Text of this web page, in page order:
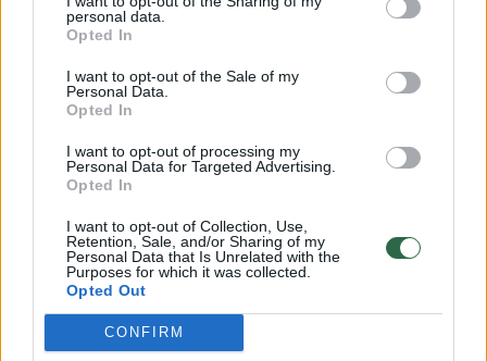
personal data.
Opted In
I want to opt-out of the Sale of my
Personal Data.
Opted In
I want to opt-out of processing my
Personal Data for Targeted Advertising.
Opted In
I want to opt-out of Collection, Use,
Retention, Sale, and/or Sharing of my
Personal Data that Is Unrelated with the
Purposes for which it was collected.
Opted Out
CONFIRM
savivaldybių į maksimalius rėmus ir leisti
pačioms nuspręsti dėl atlyginimo dydžio. Tai
būtų buvęs optimalus ir visiems tikęs
kuris gynė šią poziciją. Visi kiti norėjo
lygiavos, kuriai aš nepritariu, tačiau
pralošiau“, – pripažino R. Juška.